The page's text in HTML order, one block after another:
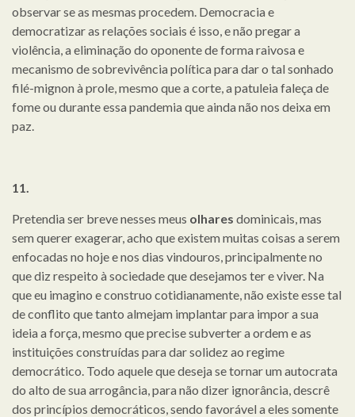
observar se as mesmas procedem. Democracia e
democratizar as relações sociais é isso, e não pregar a
violência, a eliminação do oponente de forma raivosa e
mecanismo de sobrevivência política para dar o tal sonhado
filé-mignon à prole, mesmo que a corte, a patuleia faleça de
fome ou durante essa pandemia que ainda não nos deixa em
paz.
11.
Pretendia ser breve nesses meus olhares dominicais, mas
sem querer exagerar, acho que existem muitas coisas a serem
enfocadas no hoje e nos dias vindouros, principalmente no
que diz respeito à sociedade que desejamos ter e viver. Na
que eu imagino e construo cotidianamente, não existe esse tal
de conflito que tanto almejam implantar para impor a sua
ideia a força, mesmo que precise subverter a ordem e as
instituições construídas para dar solidez ao regime
democrático. Todo aquele que deseja se tornar um autocrata
do alto de sua arrogância, para não dizer ignorância, descrê
dos princípios democráticos, sendo favorável a eles somente